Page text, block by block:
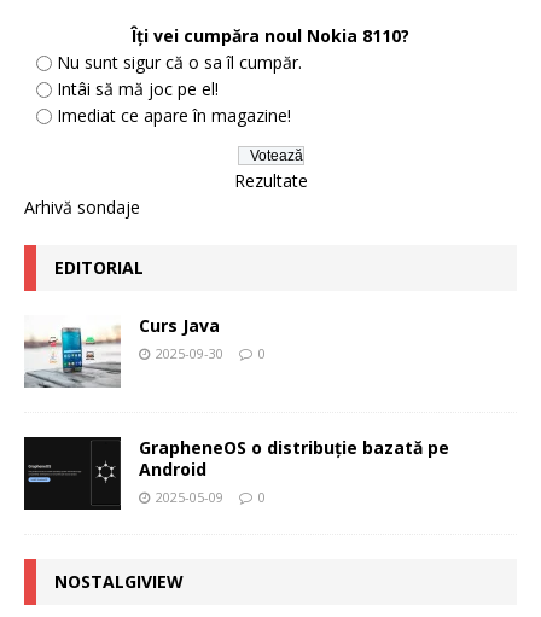
Îţi vei cumpăra noul Nokia 8110?
Nu sunt sigur că o sa îl cumpăr.
Intâi să mă joc pe el!
Imediat ce apare în magazine!
Rezultate
Arhivă sondaje
EDITORIAL
Curs Java
2025-09-30 0
GrapheneOS o distribuție bazată pe
Android
2025-05-09 0
NOSTALGIVIEW